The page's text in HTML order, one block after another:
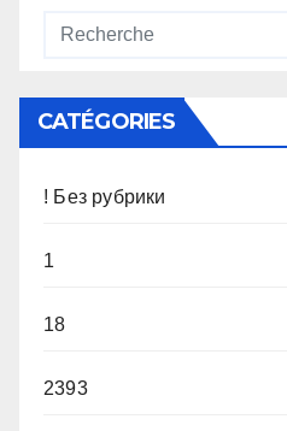
CATÉGORIES
! Без рубрики
1
18
2393